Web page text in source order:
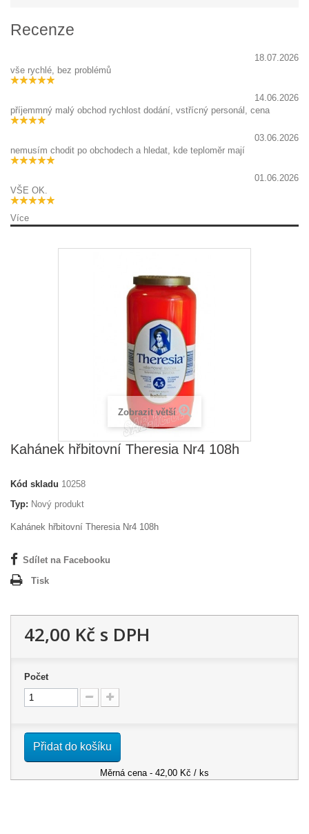
Recenze
18.07.2026
vše rychlé, bez problémů
14.06.2026
příjemmný malý obchod rychlost dodání, vstřícný personál, cena
03.06.2026
nemusím chodit po obchodech a hledat, kde teploměr mají
01.06.2026
VŠE OK.
Více
Zobrazit větší
Kahánek hřbitovní Theresia Nr4 108h
Kód skladu 10258
Typ: Nový produkt
Kahánek hřbitovní Theresia Nr4 108h
Sdílet na Facebooku
Tisk
42,00 Kč s DPH
Počet
Přidat do košíku
Měrná cena - 42,00 Kč / ks